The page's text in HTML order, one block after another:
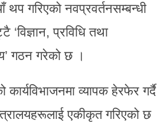
थप गरिएको नवप्रवर्तनसम्बन्धी
‘विज्ञान, प्रविधि तथा
गठन गरेको छ ।
व्यापक हेरफेर गर्दै
एकीकृत गरिएको छ